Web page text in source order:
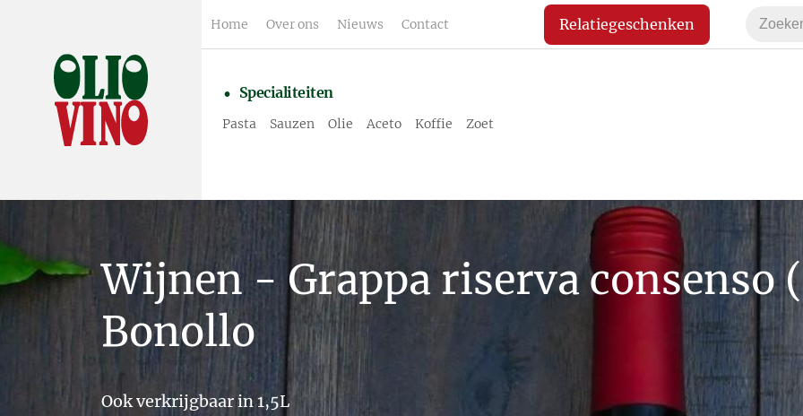
Home Over ons Nieuws Contact Relatiegeschenken
Specialiteiten
Pasta Sauzen Olie Aceto Koffie Zoet
Wijnen - Grappa riserva consenso
Bonollo
Ook verkrijgbaar in 1,5L